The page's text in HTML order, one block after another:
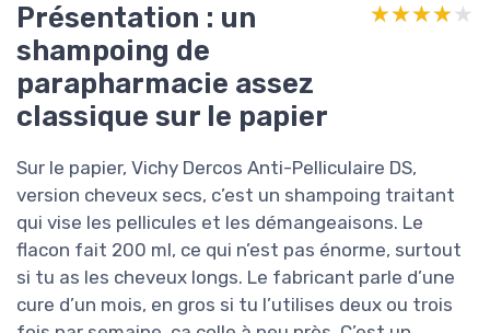
Présentation : un
shampoing de
parapharmacie assez
classique sur le papier
★★★★★
★★★★★
Sur le papier, Vichy Dercos Anti-Pelliculaire DS,
version cheveux secs, c’est un shampoing traitant
qui vise les pellicules et les démangeaisons. Le
flacon fait 200 ml, ce qui n’est pas énorme, surtout
si tu as les cheveux longs. Le fabricant parle d’une
cure d’un mois, en gros si tu l’utilises deux ou trois